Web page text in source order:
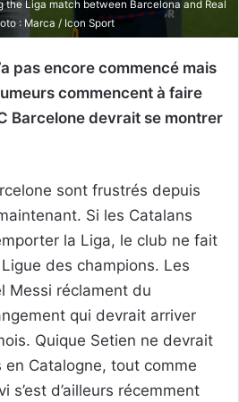
the Liga match between Barcelona and Real
: Marca / Icon Sport
pas encore commencé mais
commencent à faire
Barcelone devrait se montrer
sont frustrés depuis
Si les Catalans
la Liga, le club ne fait
des champions. Les
Messi réclament du
qui devrait arriver
Quique Setien ne devrait
Catalogne, tout comme
s’est d’ailleurs récemment